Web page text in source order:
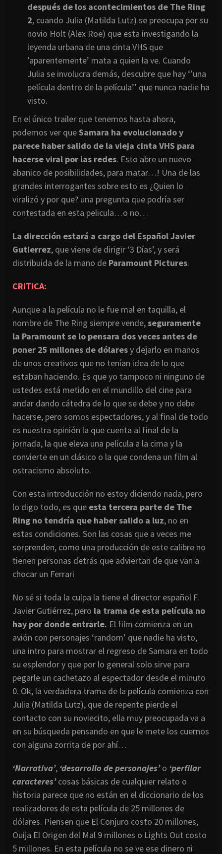
después de los acontecimientos de The Ring
2, cuando Julia (Matilda Lutz) se preocupa por su
novio Holt (Alex Roe) que esta investigando la
leyenda urbana de una cinta VHS que
’aparentemente’ mata a quien la ve. Cuando
Julia se involucra demás, descubre que hay ‘’una
película dentro de la película’’ que nunca nadie ha
visto.
En el único trailer que tenemos hasta ahora,
podemos ver queSamara ha evolucionado y
parece haber salido de la vieja cinta VHS para
hacerse viral por las redes. Esto abre un nuevo
abanico de posibilidades, para matar…! Una de las
grandes interrogantes sobre esto es ¿Quien lo
viralizó y por que? una pregunta que podría ser
contestada en esta pelicula…o no…
La dirección estará a cargo del Español Javier
Gutierrez, que viene de dirigir ‘3 Días’, y será
distribuida de la mano de Paramount Pictures.
CRITICA:
Aunque a la película no le fue mal en taquilla, el
nombre de The Ring siempre vende,seguramente
la Paramount se lo pensara dos veces antes de
poner 25 millones de dólaresy dejarlo en manos
de unos creativos que no tenían idea de lo que
estaban haciendo. Es que yo tampoco ni ninguno de
ustedes está metido en el mundillo del cine para
andar dando cátedra de lo que se debe y no debe
hacerse, pero somos espectadores, y al final de todo
es nuestra opinión la que cuenta al final de la
jornada, la que eleva una película a la cima y la
convierte en un clásico o la que condena un film al
ostracismo absoluto.
Con esta introducción no estoy diciendo nada, pero
lo digo todo, es que esta tercera parte de The
Ring no tendría que haber salido a luz, no en
estas condiciones. Son las cosas que a veces me
sorprenden, como una producción de este calibre no
tienen personas detrás que adviertan de que van a
chocar un Ferrari
No sé si toda la culpa la tiene el director español F.
Javier Gutiérrez, pero la trama de esta película no
hay por donde entrarle. El film comienza en un
avión con personajes ‘random’ que nadie ha visto,
una intro para mostrar el regreso de Samara en todo
su esplendor y que por lo general solo sirve para
pegarle un cachetazo al espectador desde el minuto
0. Ok, la verdadera trama de la película comienza con
Julia (Matilda Lutz), que de repente pierde el
contacto con su noviecito, ella muy preocupada va a
en su búsqueda pensando en que le mete los cuernos
con alguna zorrita de por ahí…
‘Narrativa’, ‘desarrollo de personajes’ o ‘perfilar
caracteres’ cosas básicas de cualquier relato o
historia parece que no están en el diccionario de los
realizadores de esta película de 25 millones de
dólares. Piensen que El Conjuro costo 20 millones,
Ouija El Origen del Mal 9 millones o Lights Out costo
5 millones. En esta película no se ve ese dinero ni